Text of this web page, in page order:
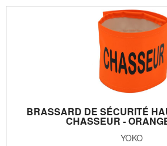
BRASSARD DE SÉCURITÉ
CHASSEUR -
YOKO